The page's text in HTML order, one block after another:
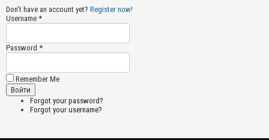
Don't have an account yet? Register now!
Username *
Password *
Remember Me
Forgot your password?
Forgot your username?